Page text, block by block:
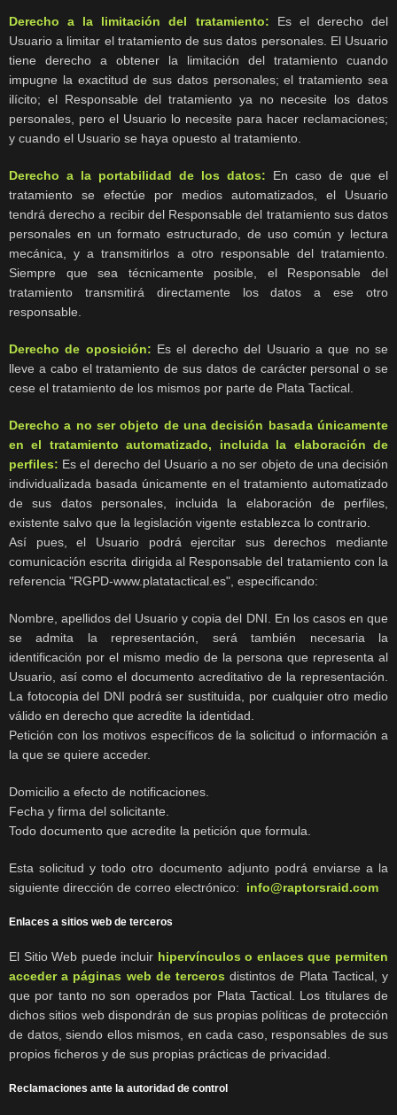
Derecho a la limitación del tratamiento: Es el derecho del
Usuario a limitar el tratamiento de sus datos personales. El Usuario
tiene derecho a obtener la limitación del tratamiento cuando
impugne la exactitud de sus datos personales; el tratamiento sea
ilícito; el Responsable del tratamiento ya no necesite los datos
personales, pero el Usuario lo necesite para hacer reclamaciones;
y cuando el Usuario se haya opuesto al tratamiento.
Derecho a la portabilidad de los datos: En caso de que el
tratamiento se efectúe por medios automatizados, el Usuario
tendrá derecho a recibir del Responsable del tratamiento sus datos
personales en un formato estructurado, de uso común y lectura
mecánica, y a transmitirlos a otro responsable del tratamiento.
Siempre que sea técnicamente posible, el Responsable del
tratamiento transmitirá directamente los datos a ese otro
responsable.
Derecho de oposición: Es el derecho del Usuario a que no se
lleve a cabo el tratamiento de sus datos de carácter personal o se
cese el tratamiento de los mismos por parte de Plata Tactical.
Derecho a no ser objeto de una decisión basada únicamente
en el tratamiento automatizado, incluida la elaboración de
perfiles: Es el derecho del Usuario a no ser objeto de una decisión
individualizada basada únicamente en el tratamiento automatizado
de sus datos personales, incluida la elaboración de perfiles,
existente salvo que la legislación vigente establezca lo contrario.
Así pues, el Usuario podrá ejercitar sus derechos mediante
comunicación escrita dirigida al Responsable del tratamiento con la
referencia "RGPD-www.platatactical.es", especificando:
Nombre, apellidos del Usuario y copia del DNI. En los casos en que
se admita la representación, será también necesaria la
identificación por el mismo medio de la persona que representa al
Usuario, así como el documento acreditativo de la representación.
La fotocopia del DNI podrá ser sustituida, por cualquier otro medio
válido en derecho que acredite la identidad.
Petición con los motivos específicos de la solicitud o información a
la que se quiere acceder.
Domicilio a efecto de notificaciones.
Fecha y firma del solicitante.
Todo documento que acredite la petición que formula.
Esta solicitud y todo otro documento adjunto podrá enviarse a la
siguiente dirección de correo electrónico:
info@raptorsraid.com
Enlaces a sitios web de terceros
El Sitio Web puede incluir hipervínculos o enlaces que permiten
acceder a páginas web de terceros distintos de Plata Tactical, y
que por tanto no son operados por Plata Tactical. Los titulares de
dichos sitios web dispondrán de sus propias políticas de protección
de datos, siendo ellos mismos, en cada caso, responsables de sus
propios ficheros y de sus propias prácticas de privacidad.
Reclamaciones ante la autoridad de control